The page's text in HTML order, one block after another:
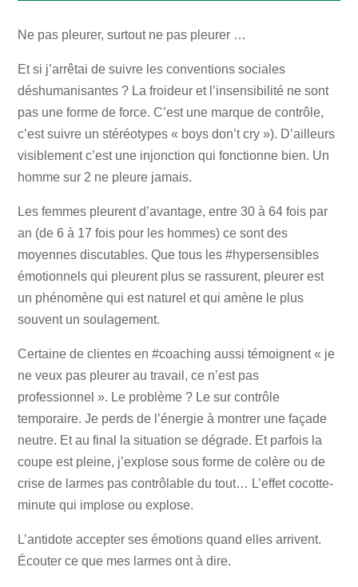
Ne pas pleurer, surtout ne pas pleurer …
Et si j’arrêtai de suivre les conventions sociales
déshumanisantes ? La froideur et l’insensibilité ne sont
pas une forme de force. C’est une marque de contrôle,
c’est suivre un stéréotypes « boys don’t cry »). D’ailleurs
visiblement c’est une injonction qui fonctionne bien. Un
homme sur 2 ne pleure jamais.
Les femmes pleurent d’avantage, entre 30 à 64 fois par
an (de 6 à 17 fois pour les hommes) ce sont des
moyennes discutables. Que tous les #hypersensibles
émotionnels qui pleurent plus se rassurent, pleurer est
un phénomène qui est naturel et qui amène le plus
souvent un soulagement.
Certaine de clientes en #coaching aussi témoignent « je
ne veux pas pleurer au travail, ce n’est pas
professionnel ». Le problème ? Le sur contrôle
temporaire. Je perds de l’énergie à montrer une façade
neutre. Et au final la situation se dégrade. Et parfois la
coupe est pleine, j’explose sous forme de colère ou de
crise de larmes pas contrôlable du tout… L’effet cocotte-
minute qui implose ou explose.
L’antidote accepter ses émotions quand elles arrivent.
Écouter ce que mes larmes ont à dire.